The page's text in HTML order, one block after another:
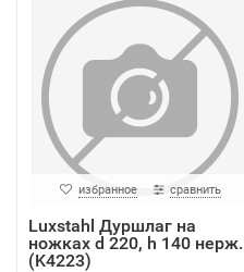
избранное сравнить
Luxstahl Дуршлаг на
ножках d 220, h 140 нерж.
(K4223)